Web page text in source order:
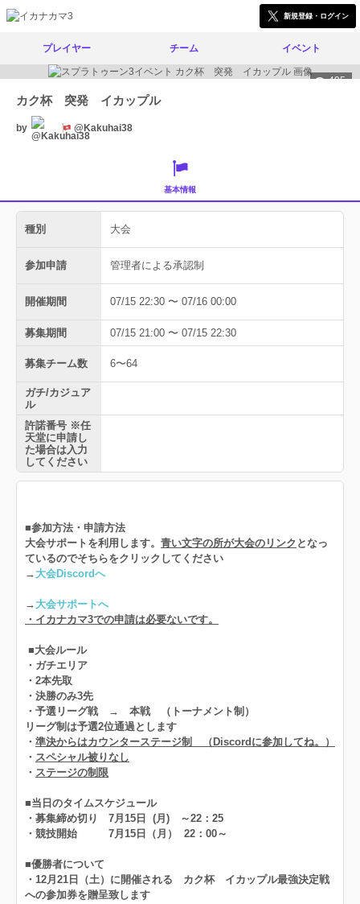
新規登録・ログイン
プレイヤー チーム イベント
495
カク杯 突発 イカップル
by @Kakuhai38
基本情報
種別 大会
参加申請 管理者による承認制
開催期間 07/15 22:30 〜 07/16 00:00
募集期間 07/15 21:00 〜 07/15 22:30
募集チーム数 6〜64
ガチ/カジュア
ル
許諾番号 ※任
天堂に申請し
た場合は入力
してください
■参加方法・申請方法
大会サポートを利用します。 青い文字の所が大会のリンク となっ
ているのでそちらをクリックしてください
→ 大会Discordへ
→ 大会サポートへ
・イカナカマ3での申請は必要ないです。
■大会ルール
・ガチエリア
・2本先取
・決勝のみ3先
・予選リーグ戦 → 本戦 （トーナメント制）
リーグ制は予選2位通過とします
・ 準決からはカウンターステージ制 （Discordに参加してね。）
・ スペシャル被りなし
・ ステージの制限
■当日のタイムスケジュール
・募集締め切り 7月15日 (月) ～22：25
・競技開始 7月15日（月） 22：00～
■優勝者について
・12月21日（土）に開催される カク杯 イカップル最強決定戦
への参加券を贈呈致します